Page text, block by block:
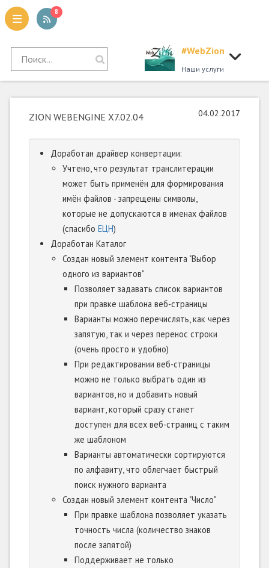
8
#WebZion
Наши услуги
ZION WEBENGINE X7.02.04 04.02.2017
Доработан драйвер конвертации:
Учтено, что результат транслитерации
может быть применён для формирования
имён файлов - запрещены символы,
которые не допускаются в именах файлов
(спасибо ЕЦН)
Доработан Каталог
Создан новый элемент контента "Выбор
одного из вариантов"
Позволяет задавать список вариантов
при правке шаблона веб-страницы
Варианты можно перечислять, как через
запятую, так и через перенос строки
(очень просто и удобно)
При редактировании веб-страницы
можно не только выбрать один из
вариантов, но и добавить новый
вариант, который сразу станет
доступен для всех веб-страниц с таким
же шаблоном
Варианты автоматически сортируются
по алфавиту, что облегчает быстрый
поиск нужного варианта
Создан новый элемент контента "Число"
При правке шаблона позволяет указать
точность числа (количество знаков
после запятой)
Поддерживает не только